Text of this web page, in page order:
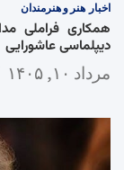
اخبار هنر و هنرمندان
همکاری فراملی
دیپلماسی عاشورایی
مرداد ۱۰, ۱۴۰۵